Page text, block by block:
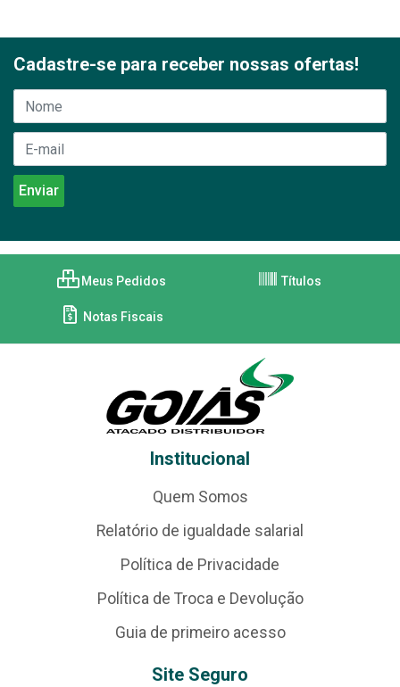
Cadastre-se para receber nossas ofertas!
Meus Pedidos Títulos
Notas Fiscais
Institucional
Quem Somos
Relatório de igualdade salarial
Política de Privacidade
Política de Troca e Devolução
Guia de primeiro acesso
Site Seguro